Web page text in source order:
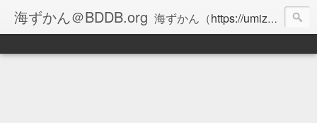
海ずかん＠BDDB.org 海ずかん（https://umizukan.com